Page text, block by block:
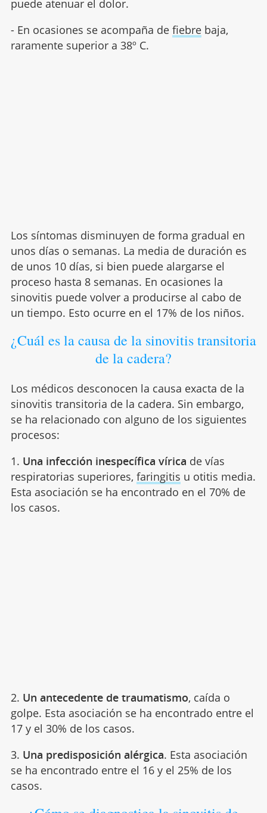
puede atenuar el dolor.
- En ocasiones se acompaña de fiebrebaja,
raramente superior a 38º C.
Los síntomas disminuyen de forma gradual en
unos días o semanas. La media de duración es
de unos 10 días, si bien puede alargarse el
proceso hasta 8 semanas. En ocasiones la
sinovitis puede volver a producirse al cabo de
un tiempo. Esto ocurre en el 17% de los niños.
¿Cuál es la causa de la sinovitis transitoria
de la cadera?
Los médicos desconocen la causa exacta de la
sinovitis transitoria de la cadera. Sin embargo,
se ha relacionado con alguno de los siguientes
procesos:
1. Una infección inespecífica vírica de vías
respiratorias superiores, faringitis u otitis media.
Esta asociación se ha encontrado en el 70% de
los casos.
2. Un antecedente de traumatismo, caída o
golpe. Esta asociación se ha encontrado entre el
17 y el 30% de los casos.
3. Una predisposición alérgica. Esta asociación
se ha encontrado entre el 16 y el 25% de los
casos.